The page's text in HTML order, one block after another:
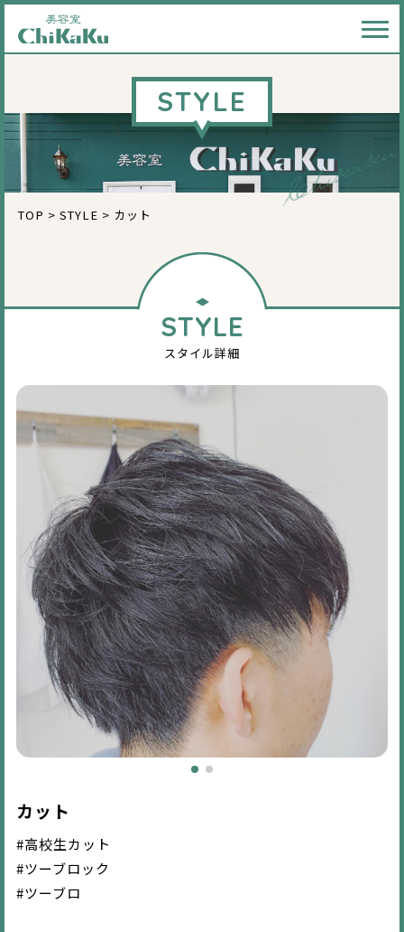
メ
STYLE
TOP > STYLE > カット
STYLE
スタイル詳細
カット
#高校生カット
#ツーブロック
#ツーブロ